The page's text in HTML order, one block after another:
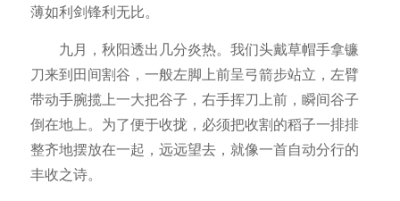
薄如利剑锋利无比。
九月，秋阳透出几分炎热。我们头戴草帽手拿镰
刀来到田间割谷，一般左脚上前呈弓箭步站立，左臂
带动手腕揽上一大把谷子，右手挥刀上前，瞬间谷子
倒在地上。为了便于收拢，必须把收割的稻子一排排
整齐地摆放在一起，远远望去，就像一首自动分行的
丰收之诗。